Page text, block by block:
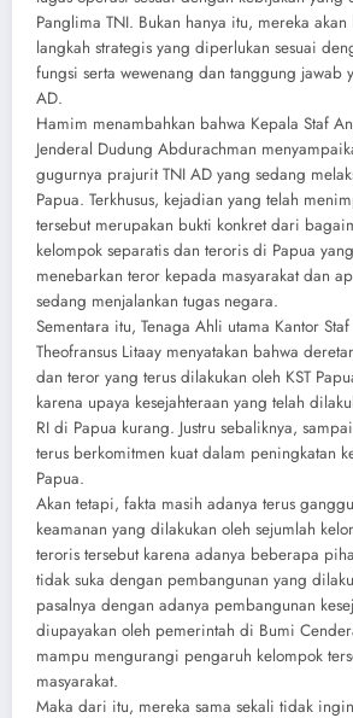
Panglima TNI. Bukan hanya itu, mereka
langkah strategis yang diperlukan sesuai
fungsi serta wewenang dan tanggung jawab
AD.
Hamim menambahkan bahwa Kepala Staf
Jenderal Dudung Abdurachman
gugurnya prajurit TNI AD yang sedang
Papua. Terkhusus, kejadian yang telah
tersebut merupakan bukti konkret dari
kelompok separatis dan teroris di Papua
menebarkan teror kepada masyarakat dan
sedang menjalankan tugas negara.
Sementara itu, Tenaga Ahli utama Kantor Staf
Theofransus Litaay menyatakan bahwa
dan teror yang terus dilakukan oleh KST
karena upaya kesejahteraan yang telah
RI di Papua kurang. Justru sebaliknya,
terus berkomitmen kuat dalam peningkatan
Papua.
Akan tetapi, fakta masih adanya terus
keamanan yang dilakukan oleh sejumlah
teroris tersebut karena adanya beberapa
tidak suka dengan pembangunan yang
pasalnya dengan adanya pembangunan
diupayakan oleh pemerintah di Bumi
mampu mengurangi pengaruh kelompok
masyarakat.
Maka dari itu, mereka sama sekali tidak